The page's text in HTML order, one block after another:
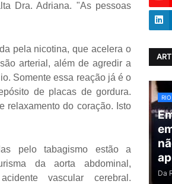
Dra. Adriana. "As pessoas
pela nicotina, que acelera o
arterial, além de agredir a
Somente essa reação já é o
de placas de gordura.
relaxamento do coração. Isto
pelo tabagismo estão a
da aorta abdominal,
vascular cerebral.
Da